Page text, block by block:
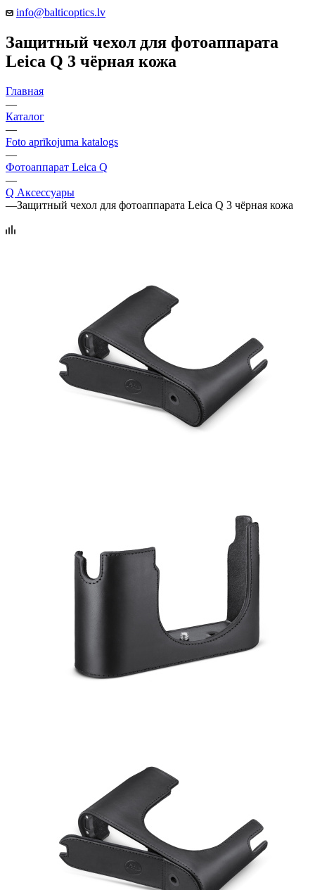
info@balticoptics.lv
Защитный чехол для фотоаппарата
Leica Q 3 чёрная кожа
Главная
—
Каталог
—
Foto aprīkojuma katalogs
—
Фотоаппарат Leica Q
—
Q Аксессуары
—Защитный чехол для фотоаппарата Leica Q 3 чёрная кожа